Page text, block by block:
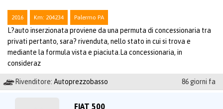
2016 Km: 204234 Palermo PA
L?auto inserzionata proviene da una permuta di concessionaria tra
privati pertanto, sara? rivenduta, nello stato in cui si trova e
mediante la formula vista e piaciuta.La concessionaria, in
consideraz
Rivenditore: Autoprezzobasso 86 giorni fa
FIAT 500